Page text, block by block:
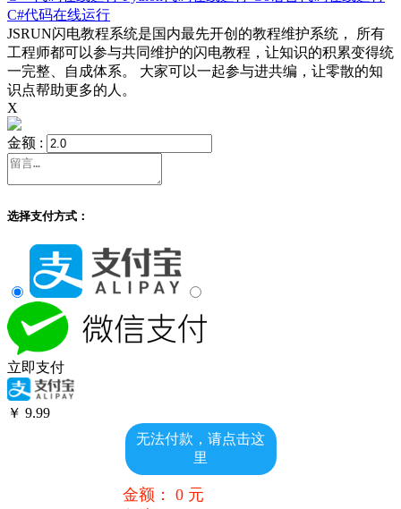
C#代码在线运行
JSRUN闪电教程系统是国内最先开创的教程维护系统， 所有
工程师都可以参与共同维护的闪电教程，让知识的积累变得统
一完整、自成体系。 大家可以一起参与进共编，让零散的知
识点帮助更多的人。
X
金额 :
选择支付方式：
立即支付
￥ 9.99
无法付款，请点击这
里
金额： 0元